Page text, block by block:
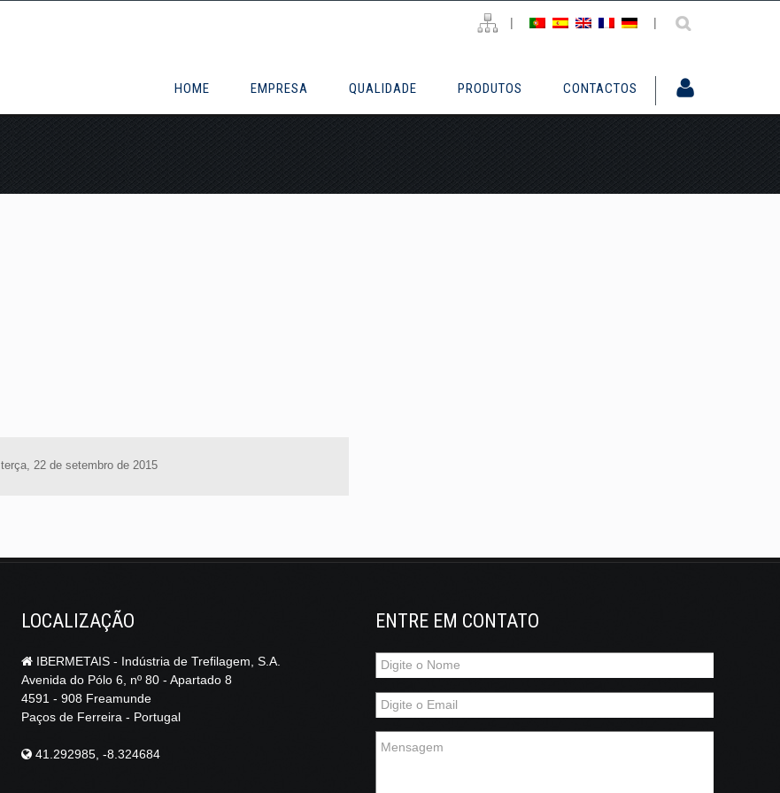
| |
HOME EMPRESA QUALIDADE PRODUTOS CONTACTOS
terça, 22 de setembro de 2015
LOCALIZAÇÃO
IBERMETAIS - Indústria de Trefilagem, S.A.
Avenida do Pólo 6, nº 80 - Apartado 8
4591 - 908 Freamunde
Paços de Ferreira - Portugal
41.292985, -8.324684
ENTRE EM CONTATO